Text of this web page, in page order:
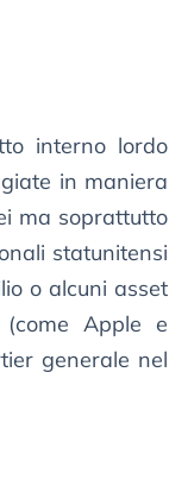
interno lordo
in maniera
ma soprattutto
statunitensi
o alcuni asset
Apple e
generale nel